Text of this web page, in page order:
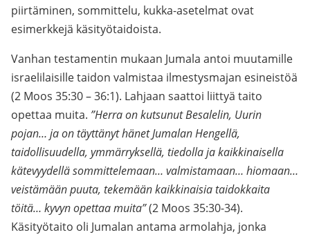
piirtäminen, sommittelu, kukka-asetelmat ovat
esimerkkejä käsityötaidoista.
Vanhan testamentin mukaan Jumala antoi muutamille
israelilaisille taidon valmistaa ilmestysmajan esineistöä
(2 Moos 35:30 – 36:1). Lahjaan saattoi liittyä taito
opettaa muita. ”Herra on kutsunut Besalelin, Uurin
pojan… ja on täyttänyt hänet Jumalan Hengellä,
taidollisuudella, ymmärryksellä, tiedolla ja kaikkinaisella
kätevyydellä sommittelemaan… valmistamaan… hiomaan…
veistämään puuta, tekemään kaikkinaisia taidokkaita
töitä… kyvyn opettaa muita”(2 Moos 35:30-34).
Käsityötaito oli Jumalan antama armolahja, jonka